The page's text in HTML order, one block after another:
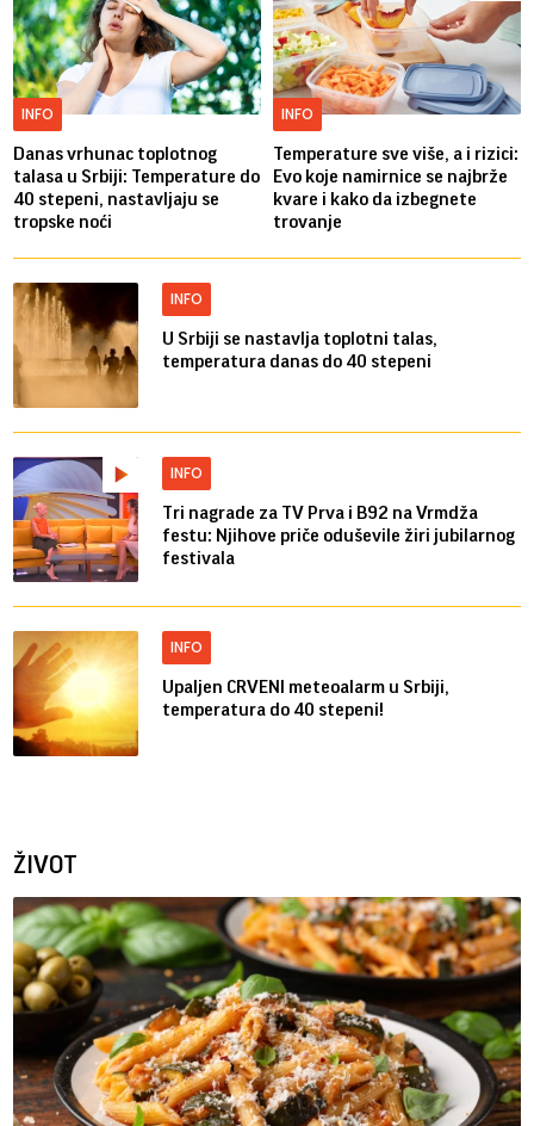
INFO
Danas vrhunac toplotnog
talasa u Srbiji: Temperature do
40 stepeni, nastavljaju se
tropske noći
INFO
Temperature sve više, a i rizici:
Evo koje namirnice se najbrže
kvare i kako da izbegnete
trovanje
INFO
U Srbiji se nastavlja toplotni talas,
temperatura danas do 40 stepeni
INFO
Tri nagrade za TV Prva i B92 na Vrmdža
festu: Njihove priče oduševile žiri jubilarnog
festivala
INFO
Upaljen CRVENI meteoalarm u Srbiji,
temperatura do 40 stepeni!
ŽIVOT